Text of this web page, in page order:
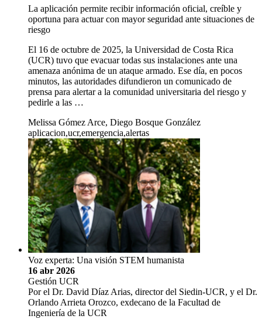
La aplicación permite recibir información oficial, creíble y
oportuna para actuar con mayor seguridad ante situaciones de
riesgo
El 16 de octubre de 2025, la Universidad de Costa Rica
(UCR) tuvo que evacuar todas sus instalaciones ante una
amenaza anónima de un ataque armado. Ese día, en pocos
minutos, las autoridades difundieron un comunicado de
prensa para alertar a la comunidad universitaria del riesgo y
pedirle a las …
Melissa Gómez Arce, Diego Bosque González
aplicacion,ucr,emergencia,alertas
Voz experta: Una visión STEM humanista
16 abr 2026
Gestión UCR
Por el Dr. David Díaz Arias, director del Siedin-UCR, y el Dr.
Orlando Arrieta Orozco, exdecano de la Facultad de
Ingeniería de la UCR